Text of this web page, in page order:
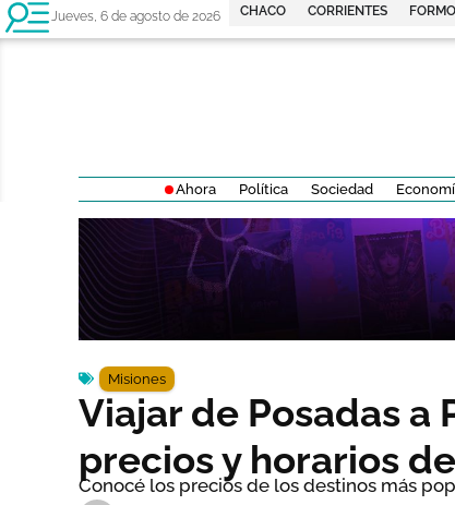
Jueves, 6 de agosto de 2026 CHACO CORRIENTES
Ahora Política Sociedad
Misiones
Viajar de Posadas a
precios y horarios
Conocé los precios de los destinos más